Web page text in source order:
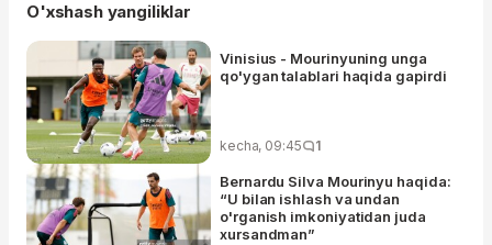
O'xshash yangiliklar
Vinisius - Mourinyuning unga
qo'ygan talablari haqida gapirdi
kecha, 09:45 1
Bernardu Silva Mourinyu haqida:
“U bilan ishlash va undan
o'rganish imkoniyatidan juda
xursandman”